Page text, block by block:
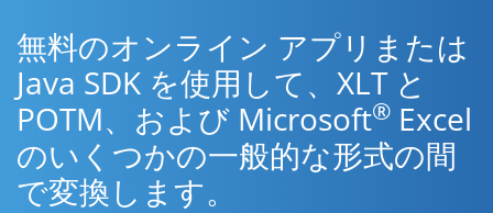
無料のオンライン アプリまたは
Java SDK を使用して、XLT と
POTM、および Microsoft® Excel
のいくつかの一般的な形式の間
で変換します。